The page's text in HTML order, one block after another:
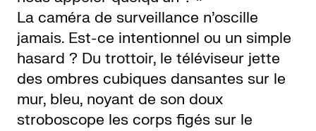
La caméra de surveillance n’oscille
jamais. Est-ce intentionnel ou un simple
hasard ? Du trottoir, le téléviseur jette
des ombres cubiques dansantes sur le
mur, bleu, noyant de son doux
stroboscope les corps figés sur le